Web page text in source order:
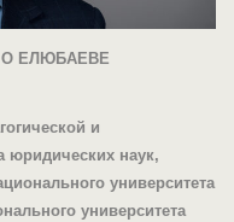
О ЕЛЮБАЕВЕ
и
юридических наук,
университета
университета